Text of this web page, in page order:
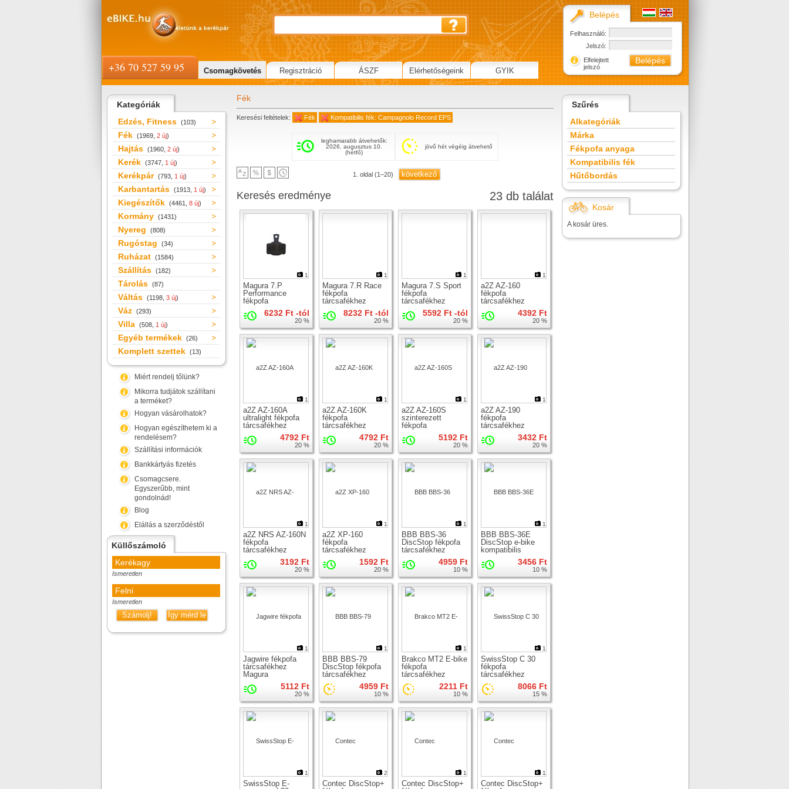
Kategóriák
Edzés, Fitness (103)
Fék (1969, 2 új)
Hajtás (1960, 2 új)
Kerék (3747, 1 új)
Kerékpár (793, 1 új)
Karbantartás (1913, 1 új)
Kiegészítők (4461, 8 új)
Kormány (1431)
Nyereg (808)
Rugóstag (34)
Ruházat (1584)
Szállítás (182)
Tárolás (87)
Váltás (1198, 3 új)
Váz (293)
Villa (508, 1 új)
Egyéb termékek (26)
Komplett szettek (13)
Miért rendelj tőlünk?
Mikorra tudjátok szállítani
a terméket?
Hogyan vásárolhatok?
Hogyan egészíthetem ki a
rendelésem?
Szállítási információk
Bankkártyás fizetés
Csomagcsere.
Egyszerűbb, mint
gondolnád!
Blog
Elállás a szerződéstől
Küllőszámoló
Kerékagy
Ismeretlen
Felni
Ismeretlen
Számolj! Így mérd le
Fék
Keresési feltételek: Fék Kompatibilis fék: Campagnolo Record EPS
leghamarabb átvehetők:
2026. augusztus 10.
(hétfő)
jövő hét végéig átvehető
1. oldal (1–20) következő
23 db találat
Keresés eredménye
1
Magura 7.P
Performance
fékpofa
tárcsafékhez
6232 Ft -tól
20 %
1
Magura 7.R Race
fékpofa
tárcsafékhez
8232 Ft -tól
20 %
1
Magura 7.S Sport
fékpofa
tárcsafékhez
5592 Ft -tól
20 %
1
a2Z AZ-160
fékpofa
tárcsafékhez
4392 Ft
20 %
1
a2Z AZ-160A
ultralight fékpofa
tárcsafékhez
4792 Ft
20 %
1
a2Z AZ-160K
fékpofa
tárcsafékhez
4792 Ft
20 %
1
a2Z AZ-160S
szinterezett
fékpofa
tárcsafékhez5192 Ft
20 %
1
a2Z AZ-190
fékpofa
tárcsafékhez
3432 Ft
20 %
1
a2Z NRS AZ-160N
fékpofa
tárcsafékhez
3192 Ft
20 %
1
a2Z XP-160
fékpofa
tárcsafékhez
1592 Ft
20 %
1
BBB BBS-36
DiscStop fékpofa
tárcsafékhez
4959 Ft
10 %
1
BBB BBS-36E
DiscStop e-bike
kompatibilis
tárcsafékhez3456 Ft
10 %
1
Jagwire fékpofa
tárcsafékhez
Magura
5112 Ft
20 %
1
BBB BBS-79
DiscStop fékpofa
tárcsafékhez
4959 Ft
10 %
1
Brakco MT2 E-bike
fékpofa
tárcsafékhez
2211 Ft
10 %
1
SwissStop C 30
fékpofa
tárcsafékhez
8066 Ft
15 %
1
SwissStop E-
2
Contec DiscStop+
1
Contec DiscStop+
1
Contec DiscStop+
Szűrés
Alkategóriák
Márka
Fékpofa anyaga
Kompatibilis fék
Hűtőbordás
Kosár
A kosár üres.
Belépés
Felhasználó:
Jelszó:
Elfelejtett
jelszó
+36 70 527 59 95 Csomagkövetés Regisztráció ÁSZF Elérhetőségeink GYIK